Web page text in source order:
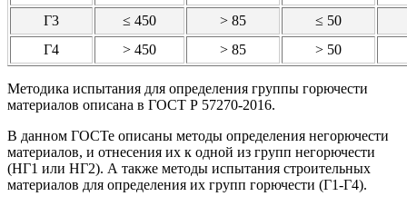
Г3
≤ 450 > 85
≤ 50
Г4
> 450 > 85 > 50
Методика испытания для определения группы горючести
материалов описана в ГОСТ Р 57270-2016.
В данном ГОСТе описаны методы определения негорючести
материалов, и отнесения их к одной из групп негорючести
(НГ1 или НГ2). А также методы испытания строительных
материалов для определения их групп горючести (Г1-Г4).